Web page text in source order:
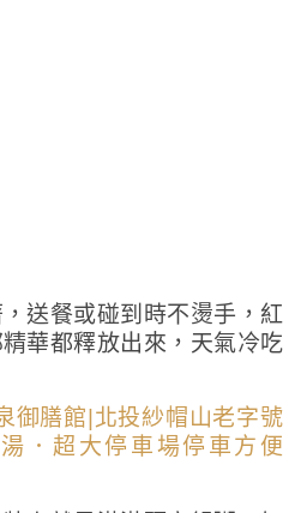
送餐或碰到時不燙手，紅
華都釋放出來，天氣冷吃